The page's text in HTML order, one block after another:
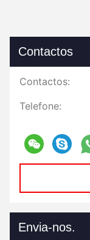
Contactos
Contactos:
Telefone:
Envia-nos.